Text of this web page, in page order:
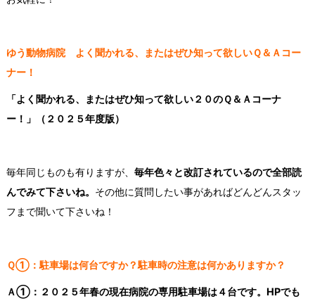
ゆう動物病院 よく聞かれる、またはぜひ知って欲しいＱ＆Ａコー
ナー！
「よく聞かれる、またはぜひ知って欲しい２０のＱ＆Ａコーナ
ー！」（２０２５年度版）
毎年同じものも有りますが、 毎年色々と改訂されているので全部読
んでみて下さいね。 その他に質問したい事があればどんどんスタッ
フまで聞いて下さいね！
Ｑ①：駐車場は何台ですか？駐車時の注意は何かありますか？
Ａ①：２０２５年春の現在病院の専用駐車場は４台です。HPでも